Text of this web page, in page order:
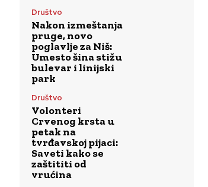
Društvo
Nakon izmeštanja
pruge, novo
poglavlje za Niš:
Umesto šina stižu
bulevar i linijski
park
Društvo
Volonteri
Crvenog krsta u
petak na
tvrđavskoj pijaci:
Saveti kako se
zaštititi od
vrućina